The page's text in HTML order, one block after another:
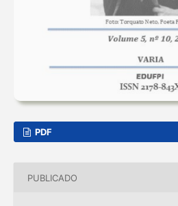
PDF
PUBLICADO